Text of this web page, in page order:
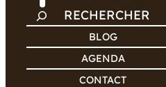
C
H
BLOG
AGENDA
CONTACT